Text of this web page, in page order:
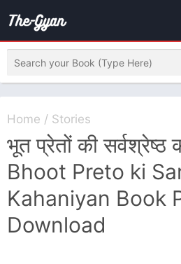
Home / Stories
भूत प्रेतों की सर्वश्रेष्ठ
Bhoot Preto ki
Kahaniyan Book
Download